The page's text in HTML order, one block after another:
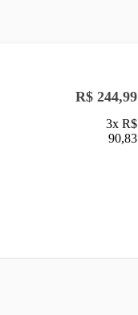
R$ 244,99
3x R$
90,83